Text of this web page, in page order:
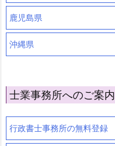
鹿児島県
沖縄県
士業事務所へのご案内
行政書士事務所の無料登録